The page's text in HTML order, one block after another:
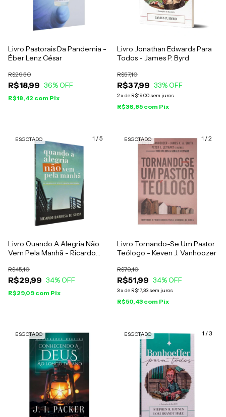
Livro Pastorais Da Pandemia -
Éber Lenz César
R$18,99
R$29,50
36% OFF
R$18,42 com Pix
Livro Jonathan Edwards Para
Todos - James P. Byrd
R$37,99
R$57,10
33% OFF
2x de R$19,00 sem juros
R$36,85 com Pix
1 /5
ESGOTADO
Livro Quando A Alegria Não
Vem Pela Manhã - Ricardo
R$29,99
R$45,10
34% OFF
R$29,09 com Pix
1 /2
ESGOTADO
Livro Tornando-Se Um Pastor
Teólogo - Keven J. Vanhoozer
R$51,99
R$79,10
34% OFF
3x de R$17,33 sem juros
R$50,43 com Pix
ESGOTADO 1 /3
ESGOTADO